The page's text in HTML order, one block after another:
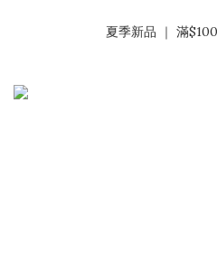
金.ᐟ.ᐟ
夏季新品 ｜ 滿
𝗡𝗮𝗯_𝗚𝗶𝗿𝗹𝘀大量募集中｜於社